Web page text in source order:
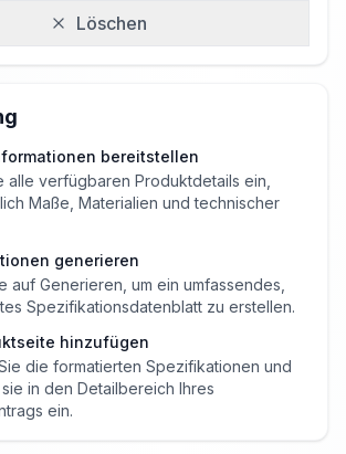
Löschen
bereitstellen
alle verfügbaren Produktdetails ein,
Maße, Materialien und technischer
generieren
auf Generieren, um ein umfassendes,
Spezifikationsdatenblatt zu erstellen.
hinzufügen
die formatierten Spezifikationen und
in den Detailbereich Ihres
ein.